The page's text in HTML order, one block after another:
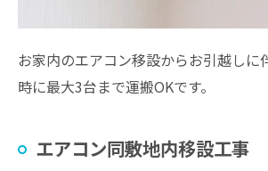
お家内のエアコン移設からお引越しに
時に最大3台まで運搬OKです。
エアコン同敷地内移設工事